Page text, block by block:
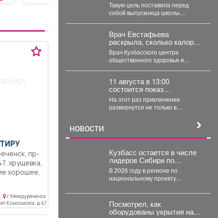
г Междуреченск
Комсомола, д 47
южной столицы региона и
создать доступную среду.
Такую цель поставила перед
собой выпускница школы
стал...
Врач Евстафьева
раскрыла, сколько калорий
нужно потреблять
кормящей маме
Врач Кузбасского центра
общественного здоровья и
количество калорий зависит...
11 августа в 13:00
состоится показ
двенадцатого
полнометражного
мультфильма из
знаменитой «богатырской»
франшизы - «Три богатыря
и Пуп Земли» (2023).
На этот раз приключения
развернутся не только в
НОВОСТИ
Кузбасс остается в числе
лидеров Сибири по
благоустройству
общественных
пространств.
В 2026 году в регионе по
национальному проекту
планируется обновить 115
общественных...
Посмотрел, как
оборудованы укрытия на